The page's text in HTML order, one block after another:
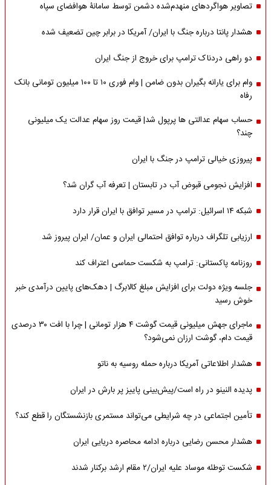
تصاویر هواگردهای منهدم‌شده دشمن توسط سامانۀ هوافضای سپاه
هشدار پانتا درباره جنگ با ایران/ آمریکا در برابر چین تضعیف شده
دو راهی دردناک ترامپ برای خروج از جنگ ایران
وام برای یارانه بگیران بدون ضامن | وام فوری ۱۰ تا ۱۰۰ میلیون تومانی بانک
رفاه
حساب سهام عدالتی ها پرپول شد| قیمت روز سهام عدالت یک میلیونی
چند؟
پیروزی خیالی ترامپ در جنگ با ایران
افزایش نجومی قبوض آب در تابستان | تعرفه آب گران شد؟
شبکه ۱۴ اسرائیل: ترامپ در مسیر توافق با ایران قرار دارد
ارزیابی تلگراف درباره توافق احتمالی ایران و عمان/ ایران پیروز شد
روزنامه پاکستانی: ترامپ به شکست حماسی اعتراف کند
جلسه ویژه دولت برای افزایش مبلغ کالابرگ | دهک‌های پایین درآمدی خبر
خوش رسید
ماجرای جهش میلیونی قیمت گوشت ۴ هزار تومانی | چرا با افت ۳۰ درصدی
قیمت دام، گوشت ارزان نمی‌شود؟
هشدار اطلاعاتی آمریکا درباره حمله روسیه به ناتو
پدیده النینو در راه است/پیش‌بینی پاییز پر بارش در ایران
تأمین اجتماعی در چه شرایطی می‌تواند مستمری بازنشستگان را قطع کند؟
هشدار محسن رضایی درباره ادامه محاصره دریایی ایران
شکست توطئه موساد علیه ایران/۲ مقام‌ ارشد برکنار شدند